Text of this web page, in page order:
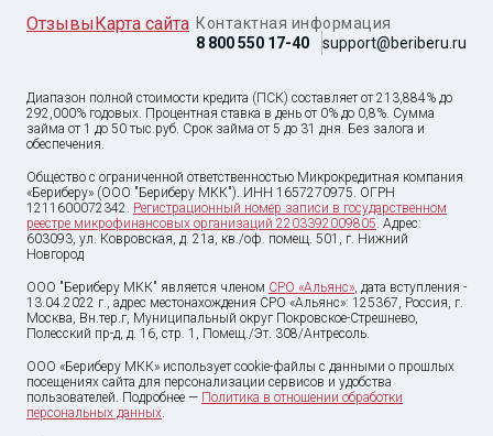
ОтзывыКарта сайта Контактная информация
8 800 550 17-40
support@beriberu.ru
Диапазон полной стоимости кредита (ПСК) составляет от 213,884% до
292,000% годовых. Процентная ставка в день от 0% до 0,8%. Сумма
займа от1 до 50 тыс.руб. Срок займа от 5 до 31 дня. Без залога и
обеспечения.
Общество с ограниченной ответственностью Микрокредитная компания
«Бериберу» (ООО "Бериберу МКК"). ИНН 1657270975. ОГРН
1211600072342. Регистрационный номер записи в государственном
реестре микрофинансовых организаций 2203392009805. Адрес:
603093, ул. Ковровская, д. 21а, кв./оф. помещ. 501, г. Нижний
Новгород
ООО "Бериберу МКК" является членом СРО «Альянс», дата вступления -
13.04.2022 г., адрес местонахождения СРО «Альянс»: 125367, Россия, г.
Москва, Вн.тер.г, Муниципальный округ Покровское-Стрешнево,
Полесский пр-д, д. 16, стр. 1, Помещ./Эт. 308/Антресоль.
ООО «Бериберу МКК» использует cookie-файлы с данными о прошлых
посещениях сайта для персонализации сервисов и удобства
пользователей. Подробнее — Политика в отношении обработки
персональных данных.